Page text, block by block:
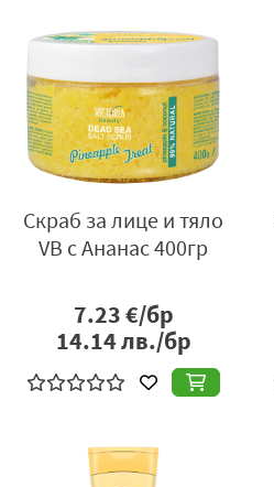
Скраб за лице и тяло
VB с Ананас 400гр
7.23€/бр
14.14лв./бр